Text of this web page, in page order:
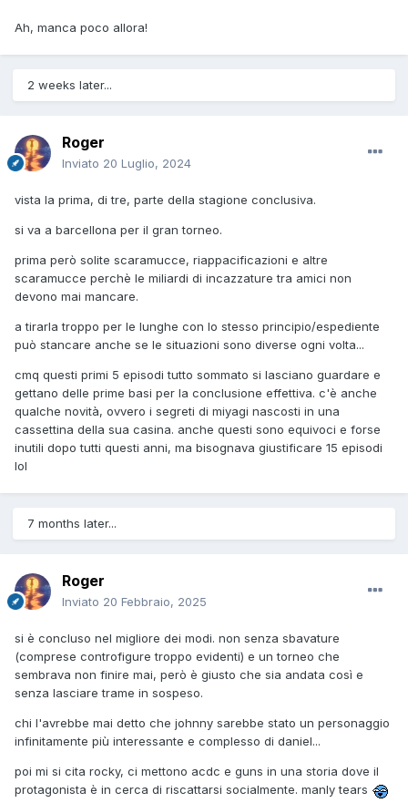
Ah, manca poco allora!
2 weeks later...
Roger
Inviato 20 Luglio, 2024
vista la prima, di tre, parte della stagione conclusiva.
si va a barcellona per il gran torneo.
prima però solite scaramucce, riappacificazioni e altre
scaramucce perchè le miliardi di incazzature tra amici non
devono mai mancare.
a tirarla troppo per le lunghe con lo stesso principio/espediente
può stancare anche se le situazioni sono diverse ogni volta...
cmq questi primi 5 episodi tutto sommato si lasciano guardare e
gettano delle prime basi per la conclusione effettiva. c'è anche
qualche novità, ovvero i segreti di miyagi nascosti in una
cassettina della sua casina. anche questi sono equivoci e forse
inutili dopo tutti questi anni, ma bisognava giustificare 15 episodi
lol
7 months later...
Roger
Inviato 20 Febbraio, 2025
si è concluso nel migliore dei modi. non senza sbavature
(comprese controfigure troppo evidenti) e un torneo che
sembrava non finire mai, però è giusto che sia andata così e
senza lasciare trame in sospeso.
chi l'avrebbe mai detto che johnny sarebbe stato un personaggio
infinitamente più interessante e complesso di daniel...
poi mi si cita rocky, ci mettono acdc e guns in una storia dove il
protagonista è in cerca di riscattarsi socialmente. manly tears